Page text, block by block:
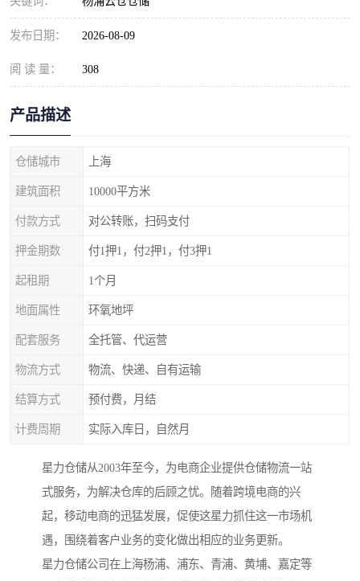
发布日期： 2026-08-09
阅 读 量： 308
产品描述
仓储城市 上海
建筑面积 10000平方米
付款方式 对公转账，扫码支付
押金期数 付1押1，付2押1，付3押1
起租期 1个月
地面属性 环氧地坪
配套服务 全托管、代运营
物流方式 物流、快递、自有运输
结算方式 预付费，月结
计费周期 实际入库日，自然月
星力仓储从2003年至今，为电商企业提供仓储物流一站
式服务，为解决仓库的后顾之忧。随着跨境电商的兴
起，移动电商的迅猛发展，促使这星力抓住这一市场机
遇，围绕着客户业务的变化做出相应的业务更新。
星力仓储公司在上海杨浦、浦东、青浦、黄埔、嘉定等